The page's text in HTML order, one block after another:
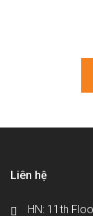
Liên hệ
HN: 11th